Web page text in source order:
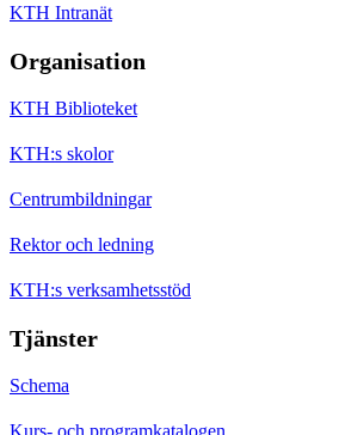
KTH Intranät
Organisation
KTH Biblioteket
KTH:s skolor
Centrumbildningar
Rektor och ledning
KTH:s verksamhetsstöd
Tjänster
Schema
Kurs- och programkatalogen